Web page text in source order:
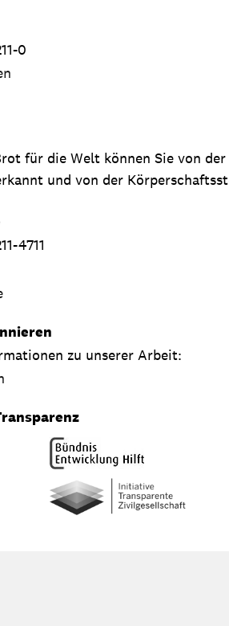
0
für die Welt können Sie von
und von der
4711
zu unserer Arbeit: